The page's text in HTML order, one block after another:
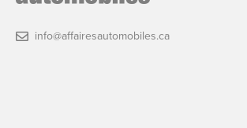
info@affairesautomobiles.ca